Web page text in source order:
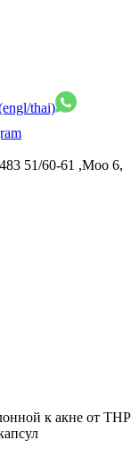
thai)
51/60-61 ,Moo 6,
к акне от THP